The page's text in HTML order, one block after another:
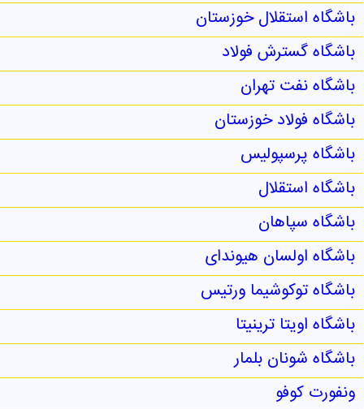
باشگاه استقلال خوزستان
باشگاه گسترش فولاد
باشگاه نفت تهران
باشگاه فولاد خوزستان
باشگاه پرسپولیس
باشگاه استقلال
باشگاه سپاهان
باشگاه اولسان هیوندای
باشگاه توکوشیما ورتیس
باشگاه اویتا ترینیتا
باشگاه شونان بلمار
ونفورت کوفو